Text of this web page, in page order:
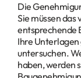
Die
Sie müssen das
entsprechende
Ihre
untersuchen.
haben, werden